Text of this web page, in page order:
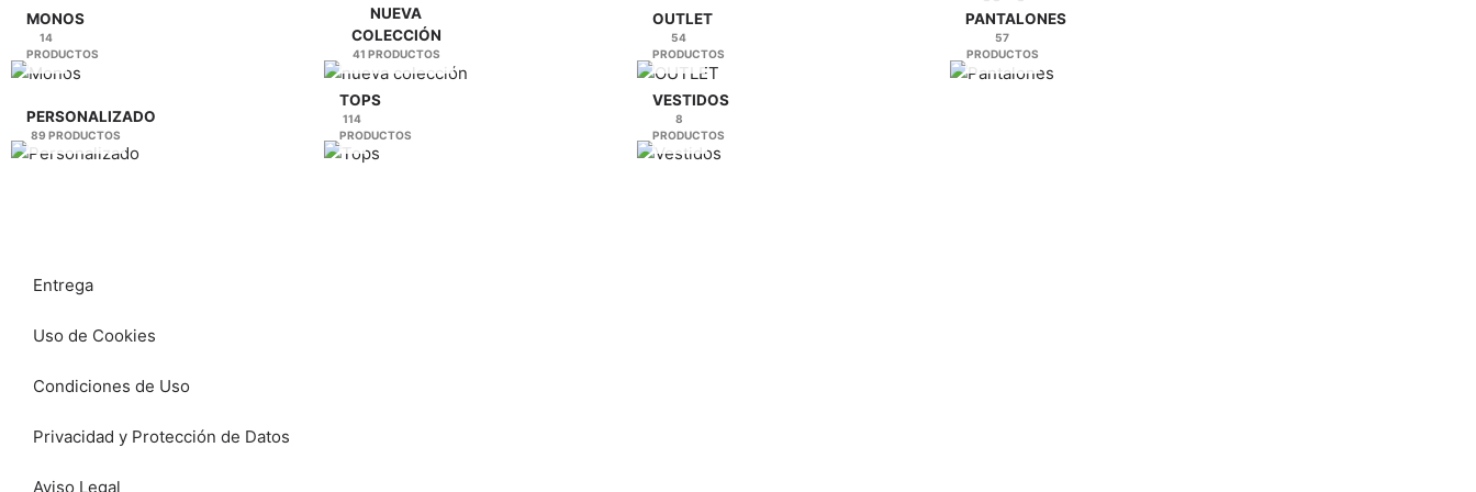
producto
producto
MONOS
14
PRODUCTOS
NUEVA
COLECCIÓN
41 PRODUCTOS
OUTLET
54
PRODUCTOS
PANTALONES
57
PRODUCTOS
PERSONALIZADO
89 PRODUCTOS
TOPS
114
PRODUCTOS
VESTIDOS
8
PRODUCTOS
Entrega
Uso de Cookies
Condiciones de Uso
Privacidad y Protección de Datos
Aviso Legal